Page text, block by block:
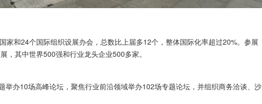
家和24个国际组织设展办会，总数比上届多12个，整体国际化率超过20%。参展
，其中世界500强和行业龙头企业500多家。
举办10场高峰论坛，聚焦行业前沿领域举办102场专题论坛，并组织商务洽谈、沙